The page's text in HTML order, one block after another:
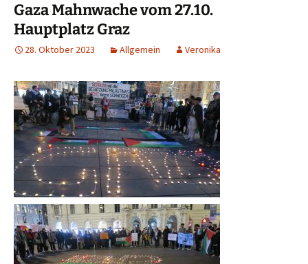
Gaza Mahnwache vom 27.10.
Hauptplatz Graz
28. Oktober 2023 Allgemein Veronika